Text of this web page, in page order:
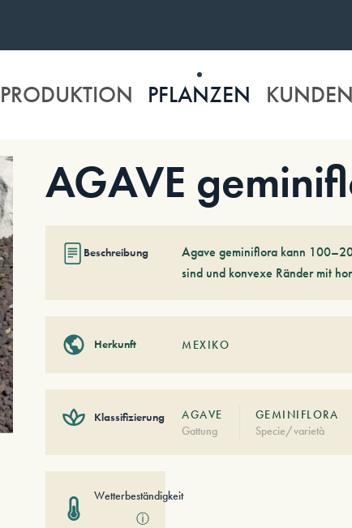
PRODUKTION PFLANZEN
AGAVE
Beschreibung
Agave geminiflora kann
sind und konvexe Ränder mit
Herkunft MEXIKO
Klassifizierung
AGAVE
Gattung
GEMINIFLORA
Specie/varietà
Wetterbeständigkeit
ⓘ